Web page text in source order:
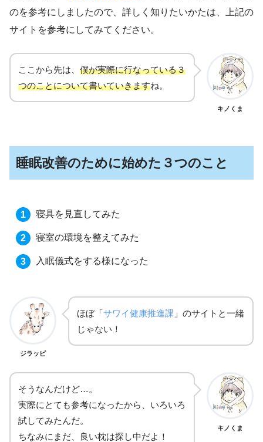
のを参考にしましたので、詳しく知りたいかたは、上記の
サイトを参考にしてみてください。
ここから先は、 僕が実際に行なっている３
つのことについて書いていきますね。
キノくま
睡眠改善のために始めた３つのこと
寝具を見直してみた
寝室の環境を整えてみた
入眠儀式をする様になった
ジラッピ
ほぼ「サワイ健康推進課 」のサイトと一緒
じゃない！
そうなんだけど…。
実際にとても参考になったから、いろいろ
試してみたんだ。
ちなみにまだ、良い枕は探し中だよ！
キノくま